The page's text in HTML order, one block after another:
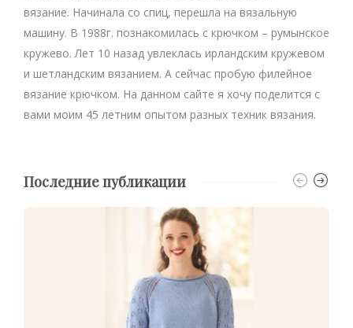
вязание. Начинала со спиц, перешла на вязальную
машину. В 1988г. познакомилась с крючком – румынское
кружево. Лет 10 назад увлеклась ирландским кружевом
и шетландским вязанием. А сейчас пробую филейное
вязание крючком. На данном сайте я хочу поделится с
вами моим 45 летним опытом разных техник вязания.
Последние публикации